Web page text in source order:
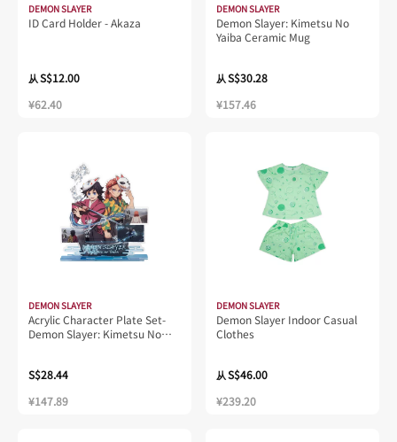
DEMON SLAYER
ID Card Holder - Akaza
从S$12.00
¥62.40
DEMON SLAYER
Demon Slayer: Kimetsu No
Yaiba Ceramic Mug
从S$30.28
¥157.46
DEMON SLAYER
Acrylic Character Plate Set-
Demon Slayer: Kimetsu No
S$28.44
¥147.89
DEMON SLAYER
Demon Slayer Indoor Casual
Clothes
从S$46.00
¥239.20